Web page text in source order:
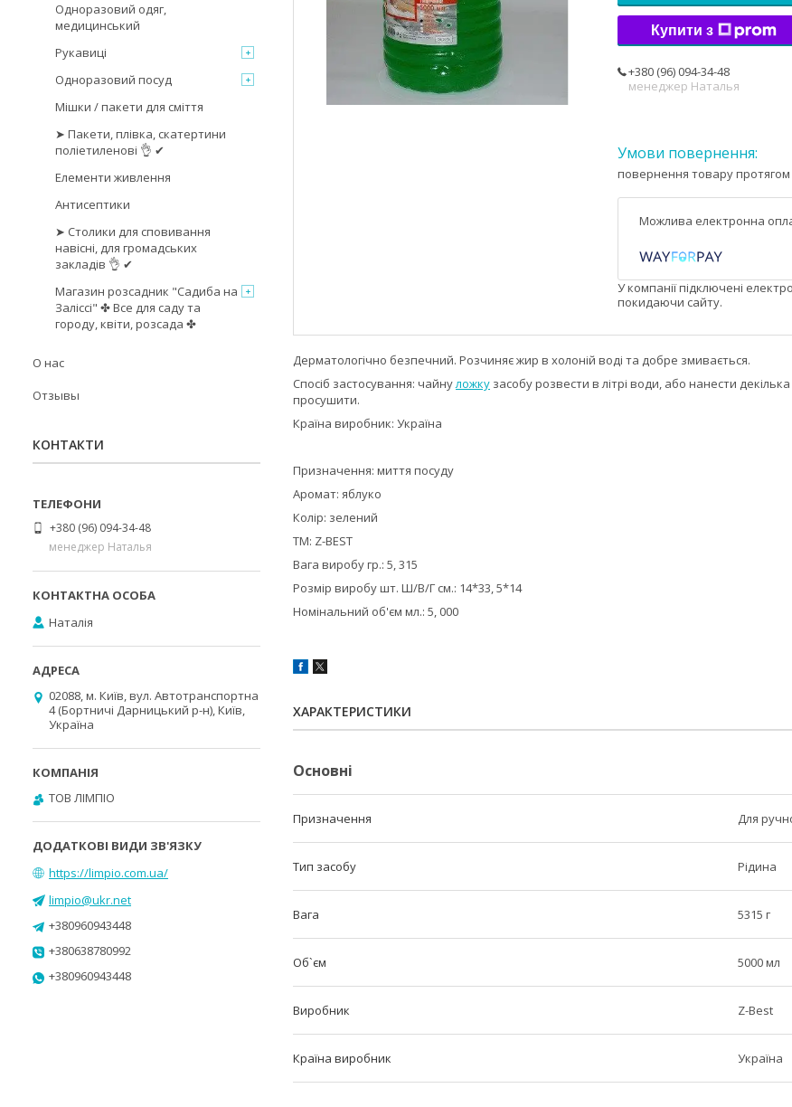
Купити з
+380 (96) 094-34-48
менеджер Наталья
повернення товару протягом
У компанії підключені
покидаючи сайту.
Дерматологічно безпечний. Розчиняє жир в холоній воді та добре змивається.
Спосіб застосування: чайнуложку засобу розвести в літрі води, або нанести
просушити.
Країна виробник: Україна
Призначення: миття посуду
Аромат: яблуко
Колір: зелений
ТМ: Z-BEST
Вага виробу гр.: 5, 315
Розмір виробу шт. Ш/В/Г см.: 14*33, 5*14
Номінальний об'єм мл.: 5, 000
ХАРАКТЕРИСТИКИ
Основні
Призначення Для
Тип засобу Рідина
Вага 5315 г
Об`єм 5000 мл
Виробник Z-Best
Країна виробник Україна
Одноразовий одяг,
медицинський
Рукавиці
Одноразовий посуд
Мішки / пакети для сміття
➤ Пакети, плівка, скатертини
поліетиленові 👌 ✔
Елементи живлення
Антисептики
➤ Столики для сповивання
навісні, для громадських
закладів 👌 ✔
Магазин розсадник "Садиба на
Заліссі" ✤ Все для саду та
городу, квіти, розсада ✤
О нас
Отзывы
КОНТАКТИ
+380 (96) 094-34-48
менеджер Наталья
Наталія
02088, м. Київ, вул. Автотранспортна
4 (Бортничі Дарницький р-н), Київ,
Україна
ТОВ ЛІМПІО
https://limpio.com.ua/
limpio@ukr.net
+380960943448
+380638780992
+380960943448